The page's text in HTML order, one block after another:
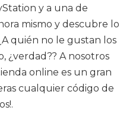
y a una de
mismo y descubre lo
quién no le gustan los
¿verdad?? A nosotros
online es un gran
cualquier código de